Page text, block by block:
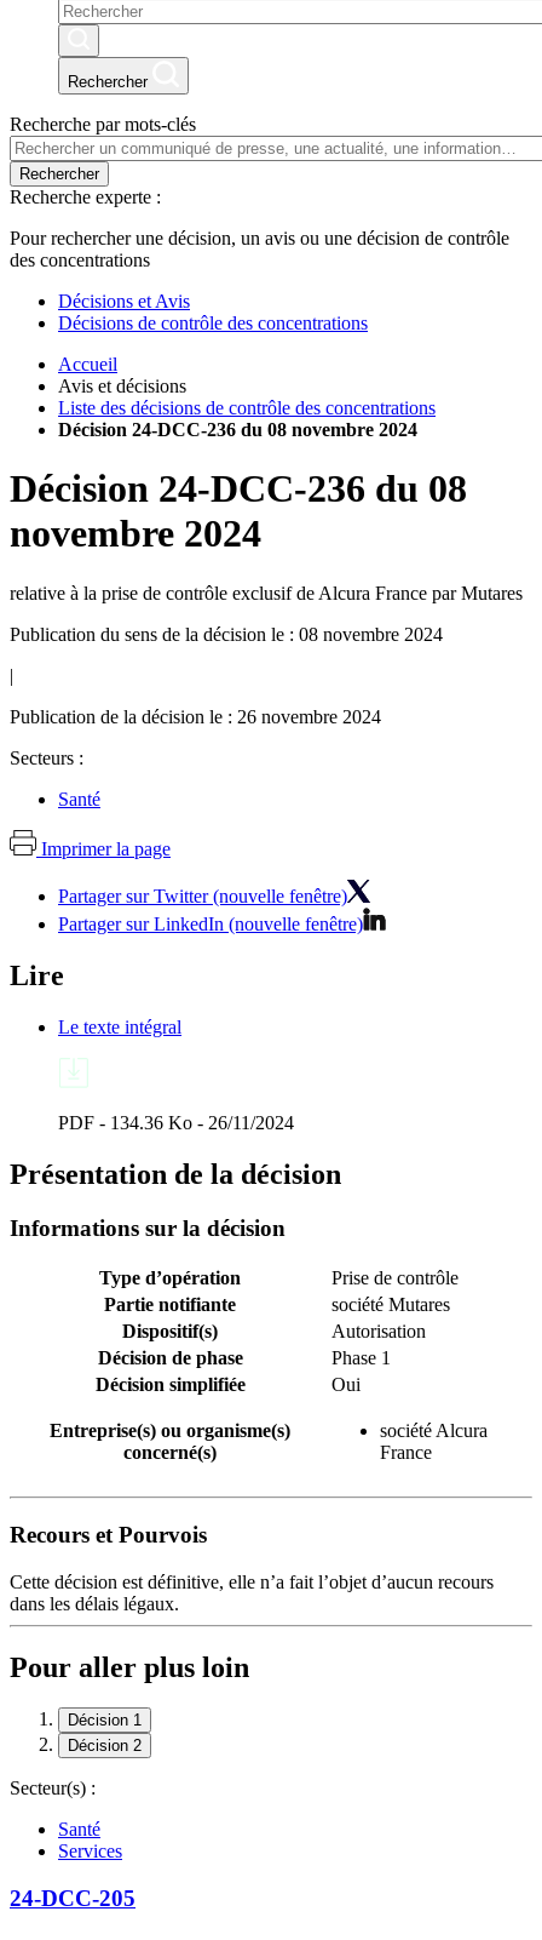
Rechercher
Recherche par mots-clés
Rechercher
Recherche experte :
Pour rechercher une décision, un avis ou une décision de contrôle
des concentrations
Décisions et Avis
Décisions de contrôle des concentrations
Accueil
Avis et décisions
Liste des décisions de contrôle des concentrations
Décision 24-DCC-236 du 08 novembre 2024
Décision 24-DCC-236 du 08
novembre 2024
relative à la prise de contrôle exclusif de Alcura France par Mutares
Publication du sens de la décision le : 08 novembre 2024
|
Publication de la décision le : 26 novembre 2024
Secteurs :
Santé
Imprimer la page
Partager sur Twitter (nouvelle fenêtre)
Partager sur LinkedIn (nouvelle fenêtre)
Lire
Le texte intégral
PDF - 134.36 Ko - 26/11/2024
Présentation de la décision
Informations sur la décision
Type d’opération
Prise de contrôle
Partie notifiante
société Mutares
Dispositif(s)
Autorisation
Décision de phase
Phase 1
Décision simplifiée
Oui
Entreprise(s) ou organisme(s)
concerné(s)
société Alcura
France
Recours et Pourvois
Cette décision est définitive, elle n’a fait l’objet d’aucun recours
dans les délais légaux.
Pour aller plus loin
Décision 1
Décision 2
Secteur(s) :
Santé
Services
24-DCC-205